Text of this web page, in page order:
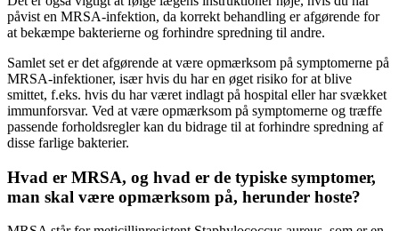
påvist en MRSA-infektion, da korrekt behandling er afgørende for
at bekæmpe bakterierne og forhindre spredning til andre.
Samlet set er det afgørende at være opmærksom på symptomerne på
MRSA-infektioner, især hvis du har en øget risiko for at blive
smittet, f.eks. hvis du har været indlagt på hospital eller har svækket
immunforsvar. Ved at være opmærksom på symptomerne og træffe
passende forholdsregler kan du bidrage til at forhindre spredning af
disse farlige bakterier.
Hvad er MRSA, og hvad er de typiske symptomer,
man skal være opmærksom på, herunder hoste?